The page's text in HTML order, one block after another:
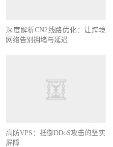
深度解析CN2线路优化：让跨境
网络告别拥堵与延迟
高防VPS：抵御DDoS攻击的坚实
屏障